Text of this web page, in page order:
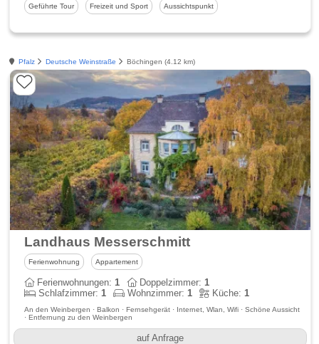
Geführte Tour Freizeit und Sport Aussichtspunkt
Pfalz Deutsche Weinstraße Böchingen (4.12 km)
Landhaus Messerschmitt
Ferienwohnung Appartement
Ferienwohnungen:1 Doppelzimmer:1
Schlafzimmer:1 Wohnzimmer:1 Küche:1
An den Weinbergen · Balkon · Fernsehgerät · Internet, Wlan, Wifi · Schöne Aussicht
· Entfernung zu den Weinbergen
auf Anfrage